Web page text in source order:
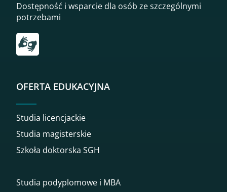
Dostępność i wsparcie dla osób ze szczególnymi
potrzebami
Przekierowanie do tłumacza on-line języka migowego
OFERTA EDUKACYJNA
Studia licencjackie
Studia magisterskie
Szkoła doktorska SGH
Studia podyplomowe i MBA